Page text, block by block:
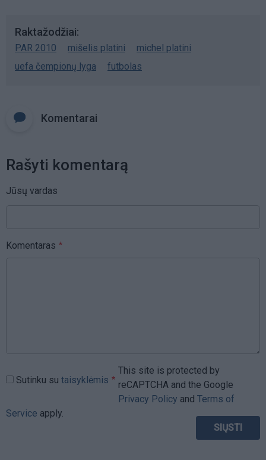
Raktažodžiai
PAR 2010 mišelis platini
michel platini
uefa čempionų lyga
futbolas
Komentarai
Rašyti komentarą
Jūsų vardas
Komentaras
Sutinku su taisyklėmis
This site is protected by
reCAPTCHA and the Google
Privacy Policy and Terms of
Service apply.